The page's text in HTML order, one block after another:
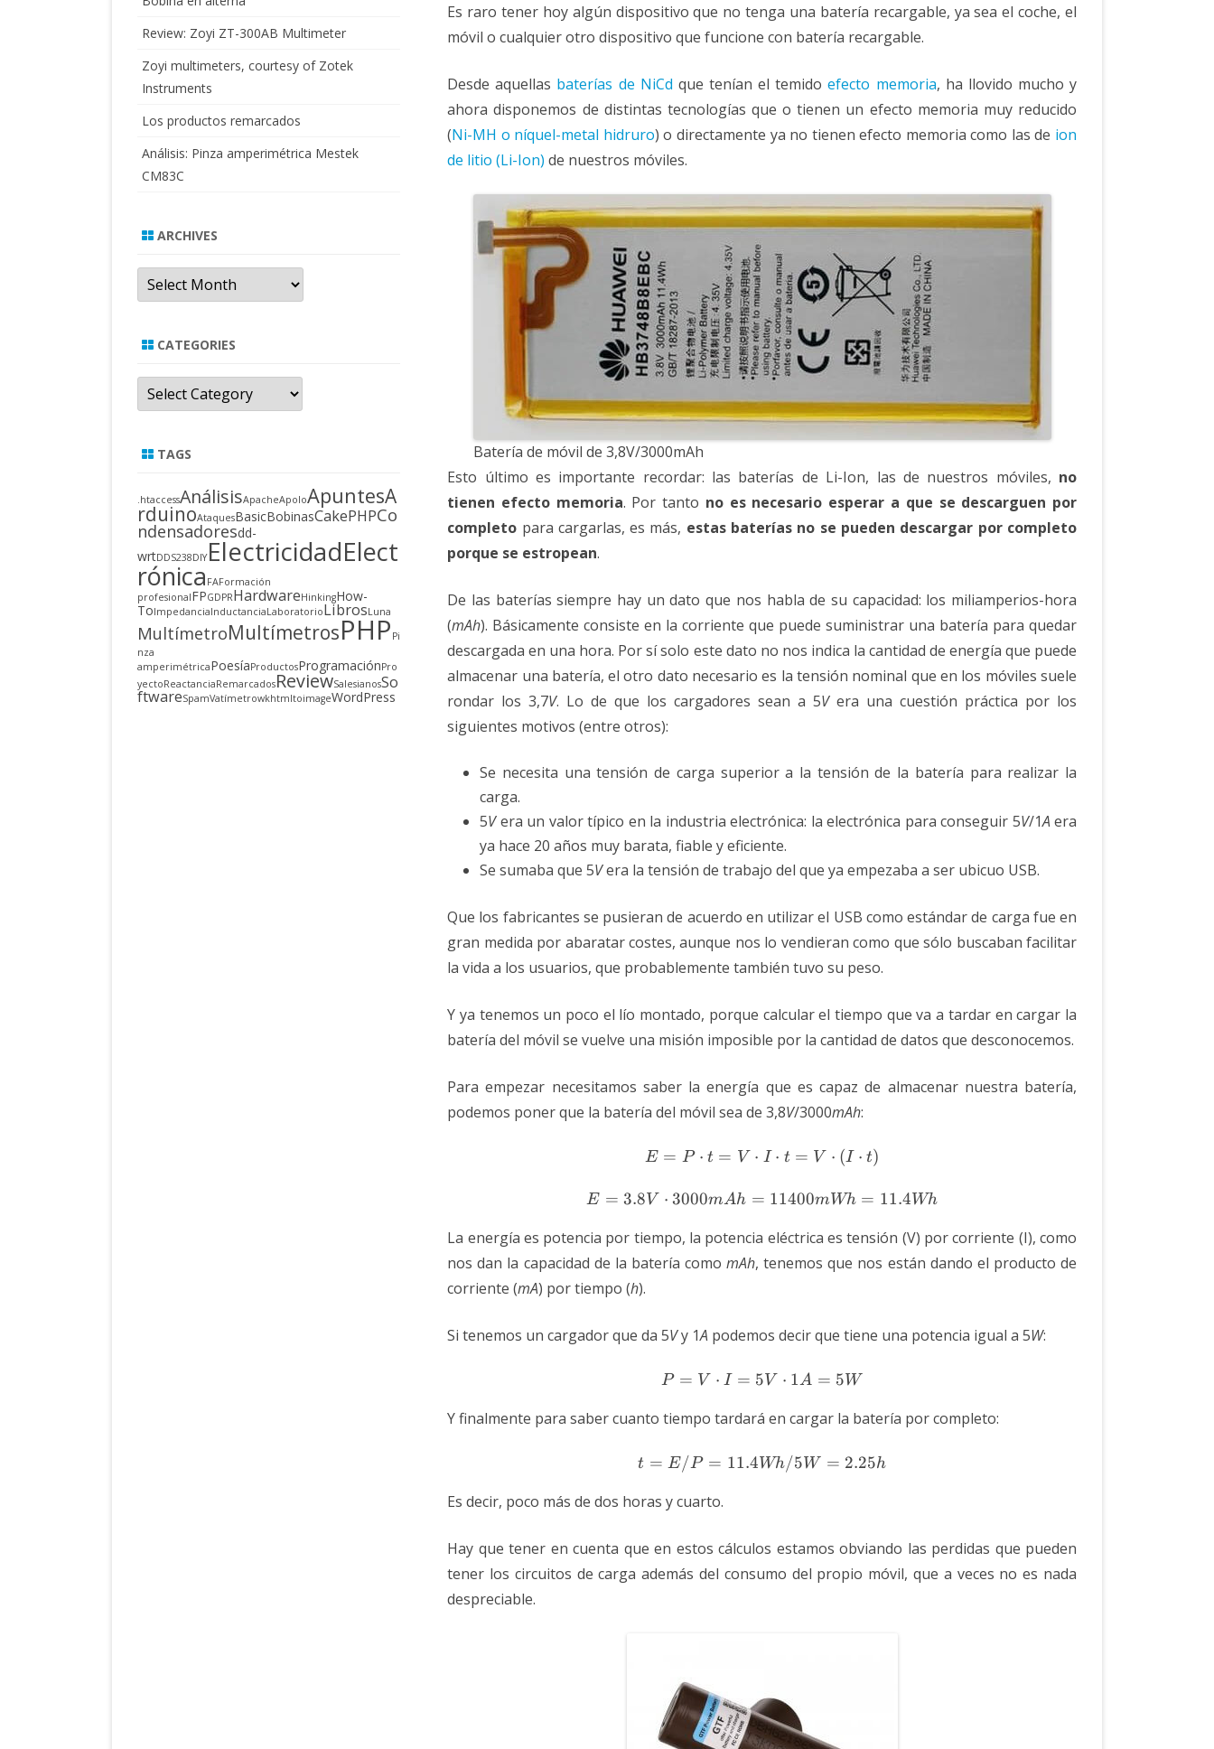
VALIDACIÓN DE CIF-NIF
Es raro tener hoy algún dispositivo que no tenga una batería recargable, ya sea el coche, el
móvil o cualquier otro dispositivo que funcione con batería recargable.
Desde aquellas baterías de NiCd que tenían el temidoefecto memoria, ha llovido mucho y
ahora disponemos de distintas tecnologías que o tienen un efecto memoria muy reducido
(Ni-MH o níquel-metal hidruro) o directamente ya no tienen efecto memoria como las de ion
de litio (Li-Ion) de nuestros móviles.
Batería de móvil de 3,8V/3000mAh
Esto último es importante recordar: las baterías de Li-Ion, las de nuestros móviles, no
tienen efecto memoria. Por tanto no es necesario esperar a que se descarguen por
completo para cargarlas, es más, estas baterías no se pueden descargar por completo
porque se estropean.
De las baterías siempre hay un dato que nos habla de su capacidad: los miliamperios-hora
(mAh). Básicamente consiste en la corriente que puede suministrar una batería para quedar
descargada en una hora. Por sí solo este dato no nos indica la cantidad de energía que puede
almacenar una batería, el otro dato necesario es la tensión nominal que en los móviles suele
rondar los 3,7V. Lo de que los cargadores sean a 5Vera una cuestión práctica por los
siguientes motivos (entre otros):
Se necesita una tensión de carga superior a la tensión de la batería para realizar la
carga.
5Vera un valor típico en la industria electrónica: la electrónica para conseguir 5V/1Aera
ya hace 20 años muy barata, fiable y eficiente.
Se sumaba que 5Vera la tensión de trabajo del que ya empezaba a ser ubicuo USB.
Que los fabricantes se pusieran de acuerdo en utilizar el USB como estándar de carga fue en
gran medida por abaratar costes, aunque nos lo vendieran como que sólo buscaban facilitar
la vida a los usuarios, que probablemente también tuvo su peso.
Y ya tenemos un poco el lío montado, porque calcular el tiempo que va a tardar en cargar la
batería del móvil se vuelve una misión imposible por la cantidad de datos que desconocemos.
Para empezar necesitamos saber la energía que es capaz de almacenar nuestra batería,
podemos poner que la batería del móvil sea de 3,8V/3000mAh:
E = P \cdot t = V \cdot I \cdot t = V \cdot (I \cdot t)
E = P ⋅ t = V ⋅ I ⋅ t = V ⋅ (I ⋅ t)
E = 3.8V ⋅ 3000mAh = 11400mWh = 11.4Wh
La energía es potencia por tiempo, la potencia eléctrica es tensión (V) por corriente (I), como
nos dan la capacidad de la batería comomAh, tenemos que nos están dando el producto de
corriente (mA) por tiempo (h).
Si tenemos un cargador que da 5Vy 1A podemos decir que tiene una potencia igual a 5W:
P = V \cdot I = 5V \cdot 1A = 5W
P = V ⋅ I = 5V ⋅ 1A = 5W
Y finalmente para saber cuanto tiempo tardará en cargar la batería por completo:
t = E / P = 11.4Wh / 5W = 2.25h
t = E/P = 11.4Wh/5W = 2.25h
Es decir, poco más de dos horas y cuarto.
Hay que tener en cuenta que en estos cálculos estamos obviando las perdidas que pueden
tener los circuitos de carga además del consumo del propio móvil, que a veces no es nada
despreciable.
Review: Zoyi ZT-300AB Multimeter
Zoyi multimeters, courtesy of Zotek
Instruments
Los productos remarcados
Análisis: Pinza amperimétrica Mestek
CM83C
ARCHIVES
Archives
CATEGORIES
Categories
TAGS
.htaccessAnálisisApacheApoloApuntesA
rduinoAtaquesBasicBobinasCakePHPCo
ndensadoresdd-
wrtDDS238DIYElectricidadElect
rónica FAFormación
profesionalFPGDPRHardwareHinkingHow-
ToImpedanciaInductanciaLaboratorioLibrosLuna
MultímetroMultímetrosPHP Pi
nza
amperimétricaPoesíaProductosProgramaciónPro
yectoReactanciaRemarcadosReviewSalesianosSo
ftwareSpamVatímetrowkhtmltoimageWordPress